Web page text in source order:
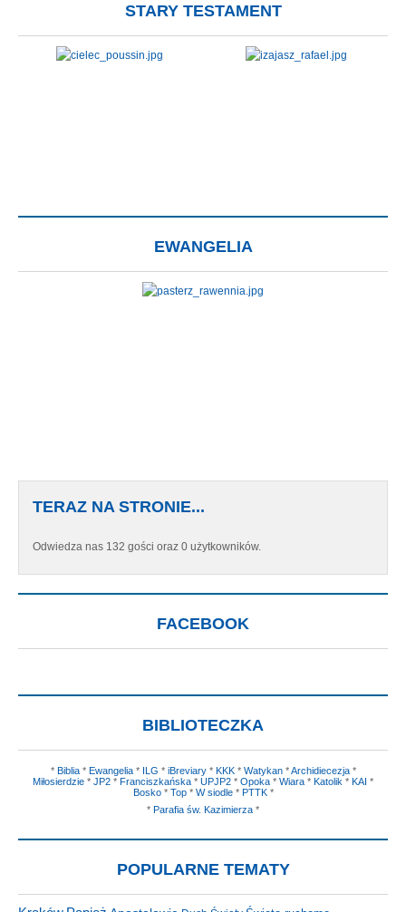
STARY TESTAMENT
EWANGELIA
TERAZ NA STRONIE...
Odwiedza nas 132 gości oraz 0 użytkowników.
FACEBOOK
BIBLIOTECZKA
* Biblia* Ewangelia* ILG * iBreviary* KKK* Watykan*Archidiecezja*
Miłosierdzie * JP2 * Franciszkańska * UPJP2 * Opoka * Wiara * Katolik * KAI *
Bosko* Top* W siodle* PTTK*
* Parafia św. Kazimierza *
POPULARNE TEMATY